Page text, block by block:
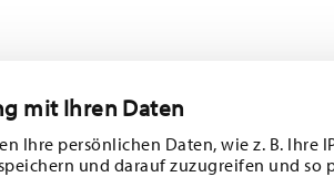
mit Ihren Daten
Ihre persönlichen Daten, wie z. B. Ihre
und darauf zuzugreifen und so
Tieniti informato
di sconto!